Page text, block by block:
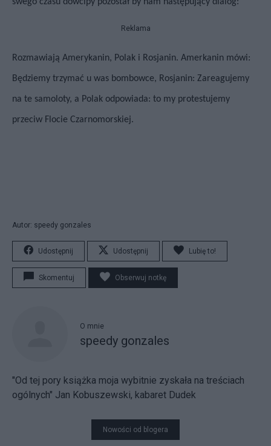
Reklama
Rozmawiają Amerykanin, Polak i Rosjanin. Amerkanin mówi:
Będziemy trzymać u was bombowce, Rosjanin: Zareagujemy
na te samoloty, a Polak odpowiada: to my protestujemy
przeciw Flocie Czarnomorskiej.
Autor: speedy gonzales
Udostępnij Udostępnij Lubię to!
Skomentuj Obserwuj notkę
O mnie
speedy gonzales
"Od tej pory książka moja wybitnie zyskała na treściach
ogólnych" Jan Kobuszewski, kabaret Dudek
Nowości od blogera